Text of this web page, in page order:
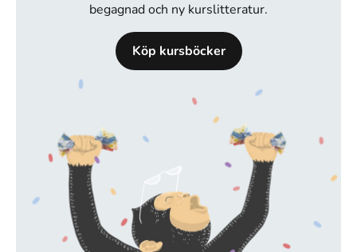
begagnad och ny kurslitteratur.
Köp kursböcker